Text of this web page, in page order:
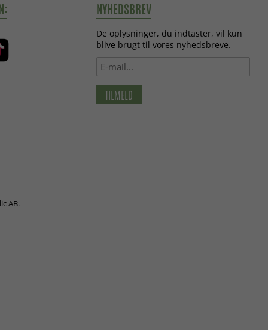
NYHEDSBREV
De oplysninger, du indtaster, vil kun
blive brugt til vores nyhedsbreve.
TILMELD
AB.